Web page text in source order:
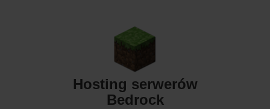
Hosting serwerów
Bedrock